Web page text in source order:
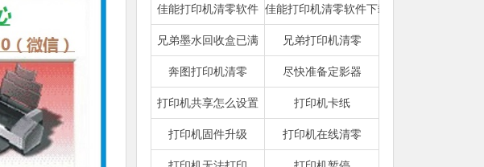
佳能打印机清零软件 佳能打印机清零软件下载
兄弟墨水回收盒已满 兄弟打印机清零
奔图打印机清零 尽快准备定影器
打印机共享怎么设置 打印机卡纸
打印机固件升级 打印机在线清零